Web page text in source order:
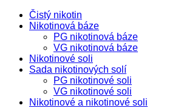
Čistý nikotin
Nikotinová báze
PG nikotinová báze
VG nikotinová báze
Nikotinové soli
Sada nikotinových solí
PG nikotinové soli
VG nikotinové soli
Nikotinové a nikotinové soli